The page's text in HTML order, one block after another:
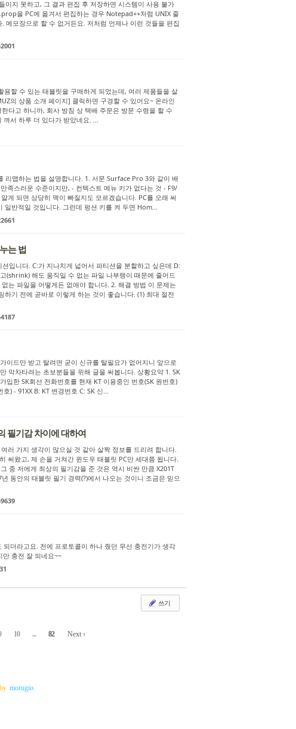
지 못하고, 그 결과 편집 후 저장하면 시스템이 사용 불가
을 PC에 옮겨서 편집하는 경우 Notepad++처럼 UNIX 줄
메모장으로 할 수 없거든요. 저처럼 언제나 이런 것들을 편집
할 수 있는 태블릿을 구매하게 되었는데, 여러 제품들을 살
의 상품 소개 페이지] 클릭하면 구경할 수 있어요~ 온라인
다고 하니까, 회사 방침 상 택배 주문은 방문 수령을 할 수
서 하루 더 있다가 받았네요. ...
맵하는 법을 설명합니다. 1. 서문 Surface Pro 3와 같이 배
족스러운 수준이지만, - 컨텍스트 메뉴 키가 없다는 것 - F9/
게 되면 상당히 맥이 빠질지도 모르겠습니다. PC를 오래 써
일반적일 것입니다. 그런데 펑션 키를 켜 두면 Hom...
는 법
입니다. C:가 지나치게 넓어서 파티션을 분할하고 싶은데 D:
(shrink) 해도 움직일 수 없는 파일 나부랭이 때문에 줄어드
는 파일을 어떻게든 없애야 합니다. 2. 해결 방법 이 문제는
기 전에 곧바로 이렇게 하는 것이 좋습니다. (1) 최대 절전
이드만 받고 탈려면 굳이 신규를 탈필요가 없어지니 앞으로
막차타려는 초보분들을 위해 글을 써봅니다. 상황요약 1. SK
입한 SK회선 전화번호를 현재 KT 이용중인 번호(SK 원번호)
) - 91XX B: KT 변경번호 C: SK 신...
필기감 차이에 대하여
러 가지 생각이 많으실 것 같아 살짝 정보를 드리려 합니다.
써왔고, 제 손을 거쳐간 윈도우 태블릿 PC만 세대쯤 됩니다.
중 저에게 최상의 필기감을 준 것은 역시 비싼 만큼 X201T
동안의 태블릿 필기 경력(?)에서 나오는 것이니 조금은 믿으
더라고요. 전에 프로토콜이 하나 줬던 무선 충전기가 생각
만 충전 잘 되네요~~
쓰기
10 ... 82 Next ›
morugio.